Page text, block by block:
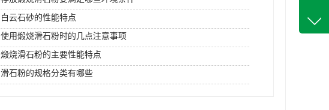
白云石砂的性能特点
使用煅烧滑石粉时的几点注意事项
煅烧滑石粉的主要性能特点
滑石粉的规格分类有哪些